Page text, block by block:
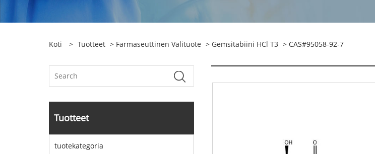
Koti > Tuotteet > Farmaseuttinen Välituote > Gemsitabiini HCl T3 > CAS#95058-92-7
Tuotteet
tuotekategoria